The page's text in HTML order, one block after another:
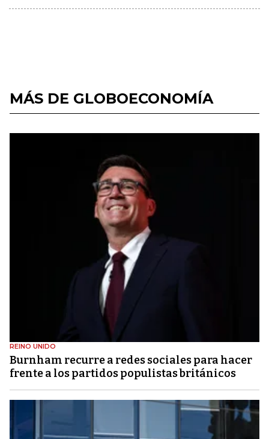
MÁS DE GLOBOECONOMÍA
REINO UNIDO
Burnham recurre a redes sociales para hacer
frente a los partidos populistas británicos